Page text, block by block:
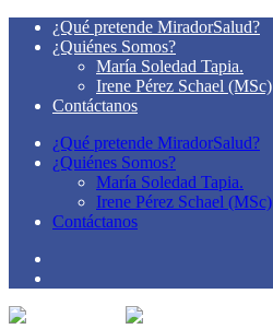
¿Qué pretende MiradorSalud?
¿Quiénes Somos?
María Soledad Tapia.
Irene Pérez Schael (MSc)
Contáctanos
¿Qué pretende MiradorSalud?
¿Quiénes Somos?
María Soledad Tapia.
Irene Pérez Schael (MSc)
Contáctanos